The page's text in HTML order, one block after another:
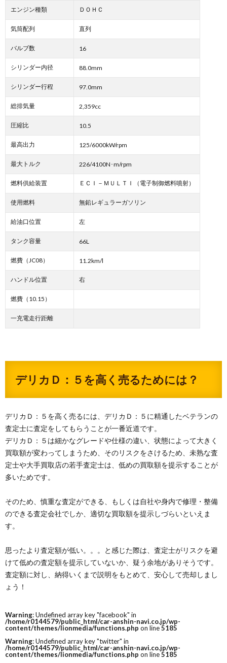
エンジン種類 ＤＯＨＣ
気筒配列 直列
バルブ数 16
シリンダー内径 88.0mm
シリンダー行程 97.0mm
総排気量 2,359cc
圧縮比 10.5
最高出力 125/6000kW/rpm
最大トルク 226/4100N･m/rpm
燃料供給装置 ＥＣＩ－ＭＵＬＴＩ（電子制御燃料噴射）
使用燃料 無鉛レギュラーガソリン
給油口位置 左
タンク容量 66L
燃費（JC08） 11.2km/l
ハンドル位置 右
燃費（10.15）
一充電走行距離
デリカＤ：５を高く売るためには？
デリカＤ：５を高く売るには、デリカＤ：５に精通したベテランの
査定士に査定をしてもらうことが一番近道です。
デリカＤ：５は細かなグレードや仕様の違い、状態によって大きく
買取額が変わってしまうため、そのリスクをさけるため、未熟な査
定士や大手買取店の若手査定士は、低めの買取額を提示することが
多いためです。
そのため、慎重な査定ができる、もしくは自社や身内で修理・整備
のできる査定会社でしか、適切な買取額を提示しづらいといえま
す。
思ったより査定額が低い。。。と感じた際は、査定士がリスクを避
けて低めの査定額を提示していないか、疑う余地がありそうです。
査定額に対し、納得いくまで説明をもとめて、安心して売却しまし
ょう！
Warning: Undefined array key "facebook" in
/home/r0144579/public_html/car-anshin-navi.co.jp/wp-
content/themes/lionmedia/functions.php on line5185
Warning: Undefined array key "twitter" in
/home/r0144579/public_html/car-anshin-navi.co.jp/wp-
content/themes/lionmedia/functions.php on line5185